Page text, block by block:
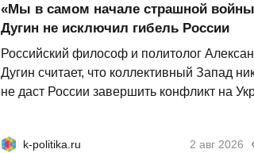
«Мы в самом начале страшной
Дугин не исключил гибель России
Российский философ и политолог
Дугин считает, что коллективный Запад
не даст России завершить конфликт на
k-politika.ru 2 авг 2026